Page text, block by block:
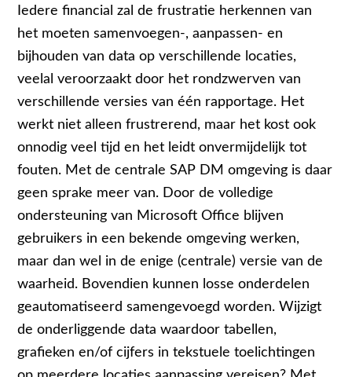
Iedere financial zal de frustratie herkennen van
het moeten samenvoegen-, aanpassen- en
bijhouden van data op verschillende locaties,
veelal veroorzaakt door het rondzwerven van
verschillende versies van één rapportage. Het
werkt niet alleen frustrerend, maar het kost ook
onnodig veel tijd en het leidt onvermijdelijk tot
fouten. Met de centrale SAP DM omgeving is daar
geen sprake meer van. Door de volledige
ondersteuning van Microsoft Office blijven
gebruikers in een bekende omgeving werken,
maar dan wel in de enige (centrale) versie van de
waarheid. Bovendien kunnen losse onderdelen
geautomatiseerd samengevoegd worden. Wijzigt
de onderliggende data waardoor tabellen,
grafieken en/of cijfers in tekstuele toelichtingen